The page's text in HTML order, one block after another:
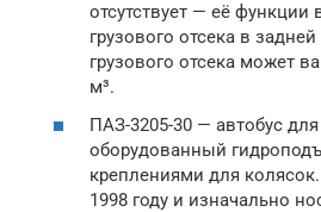
отсутствует — её
грузового отсека в
грузового отсека может
м³.
ПАЗ-3205-30 — автобус
оборудованный
креплениями для
1998 году и изначально